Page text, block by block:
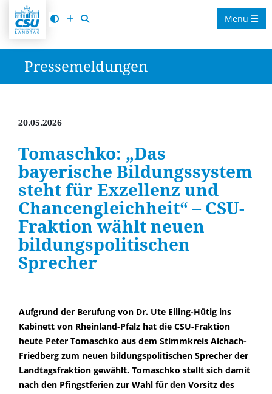
Menu
Pressemeldungen
20.05.2026
Tomaschko: „Das
bayerische Bildungssystem
steht für Exzellenz und
Chancengleichheit“ – CSU-
Fraktion wählt neuen
bildungspolitischen
Sprecher
Aufgrund der Berufung von Dr. Ute Eiling-Hütig ins
Kabinett von Rheinland-Pfalz hat die CSU-Fraktion
heute Peter Tomaschko aus dem Stimmkreis Aichach-
Friedberg zum neuen bildungspolitischen Sprecher der
Landtagsfraktion gewählt. Tomaschko stellt sich damit
nach den Pfingstferien zur Wahl für den Vorsitz des